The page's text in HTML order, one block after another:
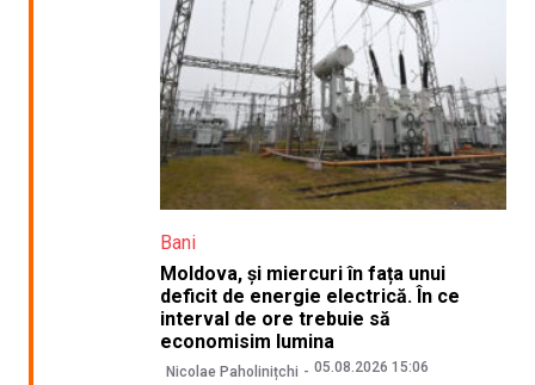
Bani
Moldova, și miercuri în fața unui
deficit de energie electrică. În ce
interval de ore trebuie să
economisim lumina
Nicolae Paholinițchi 05.08.2026 15:06